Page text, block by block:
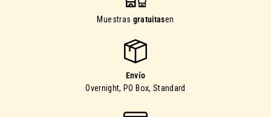
Muestras gratuitasen
Envío
Overnight, PO Box, Standard